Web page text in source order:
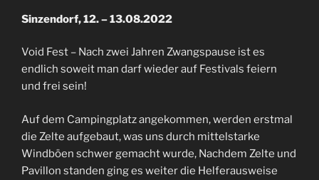
Sinzendorf, 12. – 13.08.2022
Void Fest – Nach zwei Jahren Zwangspause ist es
endlich soweit man darf wieder auf Festivals feiern
und frei sein!
Auf dem Campingplatz angekommen, werden erstmal
die Zelte aufgebaut, was uns durch mittelstarke
Windböen schwer gemacht wurde, Nachdem Zelte und
Pavillon standen ging es weiter die Helferausweise